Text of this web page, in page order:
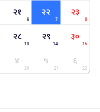
७ महिना बाँकी
७ महिना बाँकी
२१
6
२२
7
२३
8
२८
13
२९
14
३०
15
४
20
५
21
६
22